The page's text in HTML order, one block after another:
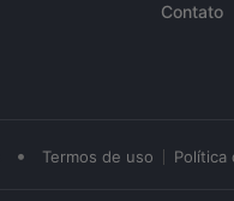
Contato
• Termos de uso Política